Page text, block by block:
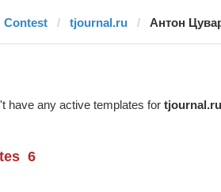
Contest tjournal.ru Антон
have any active templates for tjournal.ru
6